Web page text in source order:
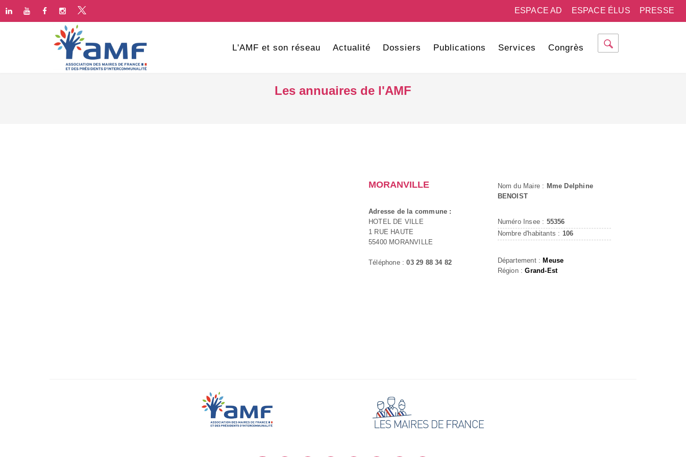
PRESSE
ESPACE ÉLUS
ESPACE AD
L'AMF et son réseau Actualité Dossiers Publications Services Congrès
Les annuaires de l'AMF
MORANVILLE
Adresse de la commune :
HOTEL DE VILLE
1 RUE HAUTE
55400 MORANVILLE
Téléphone :03 29 88 34 82
Nom du Maire : Mme Delphine
BENOIST
Numéro Insee : 55356
Nombre d'habitants : 106
Département : Meuse
Région :Grand-Est